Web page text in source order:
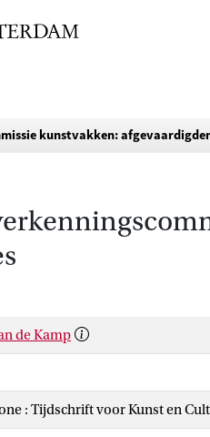
kunstvakken:
de Kamp
: Tijdschrift voor Kunst en